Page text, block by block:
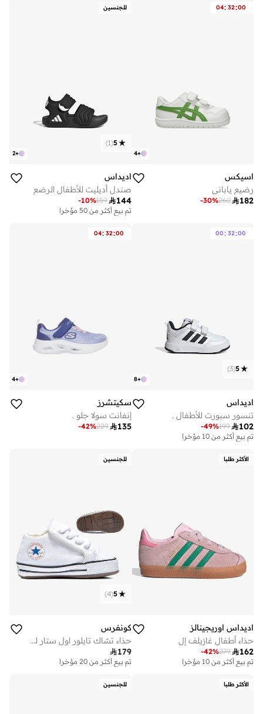
04: 32:00
+
4
اسيكس
رضيع ياباني
182
260
-30%
للجنسين
+
2
5
(
1
)
اديداس
صندل أديليت للأطفال الرضع
144
159
-10%
تم بيع أكثر من 50 مؤخرا
00: 32:00
+
8
5
(
3
)
اديداس
تنسور سبورت للأطفال .
102
199
-49%
تم بيع أكثر من 10 مؤخرا
04: 32:00
+
4
سكيتشرز
إنفانت سولا جلو .
135
229
-42%
الأكثر طلبا
اديداس اوريجينالز
حذاء أطفال غازيلف إل
162
279
-42%
تم بيع أكثر من 10 مؤخرا
للجنسين
5
(
4
)
كونفرس
حذاء تشاك تايلور اول ستار للبيبي
179
تم بيع أكثر من 20 مؤخرا
الأكثر طلبا للجنسين